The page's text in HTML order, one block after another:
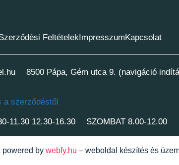
FeltételekImpresszum Kapcsolat
8500 Pápa, Gém utca 9. (navigáció
a szerződéstől
11.30 12.30-16.30 SZOMBAT 8.00-12.00
powered by webfy.hu – weboldal készítés és